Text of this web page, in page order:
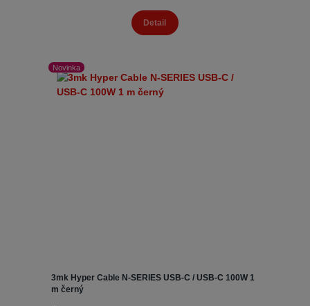
Detail
Novinka
3mk Hyper Cable N-SERIES USB-C / USB-C 100W 1
m černý